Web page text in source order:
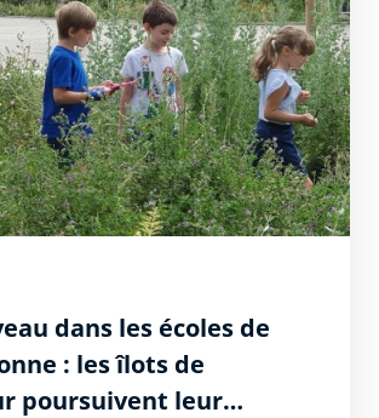
dans les écoles de
: les îlots de
poursuivent leur